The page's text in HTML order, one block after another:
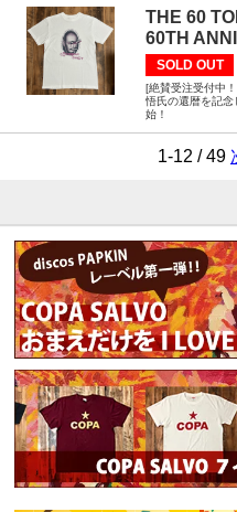
THE 60
60TH
SOLD OUT
[絶賛受注受付中
悟氏の還暦を記念
始！
1-12 / 49